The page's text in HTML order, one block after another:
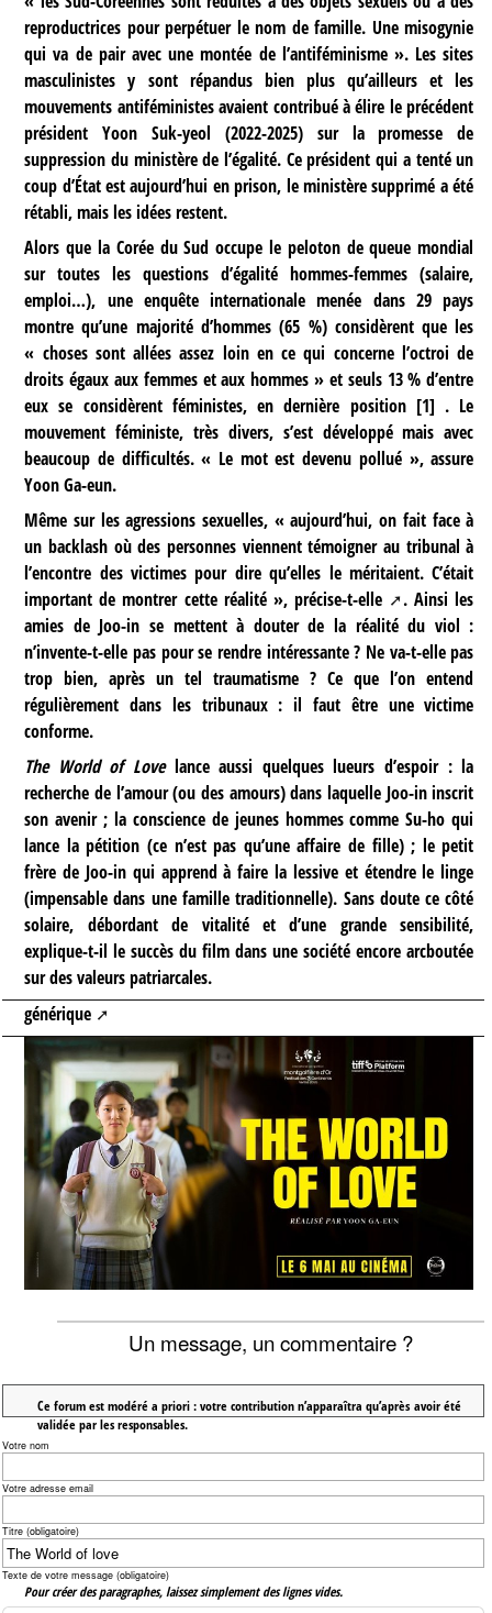
reproductrices pour perpétuer le nom de famille. Une misogynie
qui va de pair avec une montée de l’antiféminisme ». Les sites
masculinistes y sont répandus bien plus qu’ailleurs et les
mouvements antiféministes avaient contribué à élire le précédent
président Yoon Suk-yeol (2022-2025) sur la promesse de
suppression du ministère de l’égalité. Ce président qui a tenté un
coup d’État est aujourd’hui en prison, le ministère supprimé a été
rétabli, mais les idées restent.
Alors que la Corée du Sud occupe le peloton de queue mondial
sur toutes les questions d’égalité hommes-femmes (salaire,
emploi…), une enquête internationale menée dans 29 pays
montre qu’une majorité d’hommes (65 %) considèrent que les
« choses sont allées assez loin en ce qui concerne l’octroi de
droits égaux aux femmes et aux hommes » et seuls 13 % d’entre
eux se considèrent féministes, en dernière position[1] . Le
mouvement féministe, très divers, s’est développé mais avec
beaucoup de difficultés. « Le mot est devenu pollué », assure
Yoon Ga-eun.
Même sur les agressions sexuelles, « aujourd’hui, on fait face à
un backlash où des personnes viennent témoigner au tribunal à
l’encontre des victimes pour dire qu’elles le méritaient. C’était
important de montrer cette réalité », précise-t-elle
. Ainsi les
amies de Joo-in se mettent à douter de la réalité du viol :
n’invente-t-elle pas pour se rendre intéressante ? Ne va-t-elle pas
trop bien, après un tel traumatisme ? Ce que l’on entend
régulièrement dans les tribunaux : il faut être une victime
conforme.
The World of Lovelance aussi quelques lueurs d’espoir : la
recherche de l’amour (ou des amours) dans laquelle Joo-in inscrit
son avenir ; la conscience de jeunes hommes comme Su-ho qui
lance la pétition (ce n’est pas qu’une affaire de fille) ; le petit
frère de Joo-in qui apprend à faire la lessive et étendre le linge
(impensable dans une famille traditionnelle). Sans doute ce côté
solaire, débordant de vitalité et d’une grande sensibilité,
explique-t-il le succès du film dans une société encore arcboutée
sur des valeurs patriarcales.
générique
Un message, un commentaire ?
Ce forum est modéré a priori : votre contribution n’apparaîtra qu’après avoir été
validée par les responsables.
Votre nom
Votre adresse email
Titre (obligatoire)
Texte de votre message (obligatoire)
Pour créer des paragraphes, laissez simplement des lignes vides.